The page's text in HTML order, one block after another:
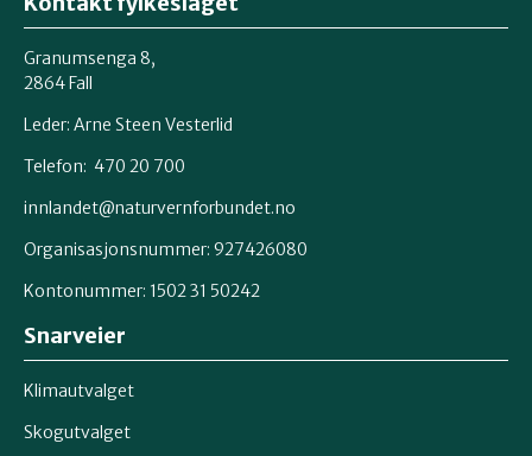
Granumsenga 8,
2864 Fall
Leder: Arne Steen Vesterlid
Telefon: 470 20 700
innlandet@naturvernforbundet.no
Organisasjonsnummer: 927426080
Kontonummer: 1502 31 50242
Snarveier
Klimautvalget
Skogutvalget